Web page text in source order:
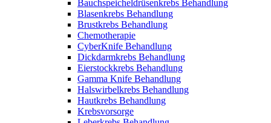
Bauchspeicheldrüsenkrebs Behandlung
Blasenkrebs Behandlung
Brustkrebs Behandlung
Chemotherapie
CyberKnife Behandlung
Dickdarmkrebs Behandlung
Eierstockkrebs Behandlung
Gamma Knife Behandlung
Halswirbelkrebs Behandlung
Hautkrebs Behandlung
Krebsvorsorge